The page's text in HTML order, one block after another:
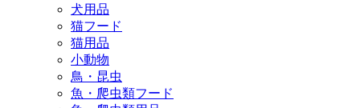
犬用品
猫フード
猫用品
小動物
鳥・昆虫
魚・爬虫類フード